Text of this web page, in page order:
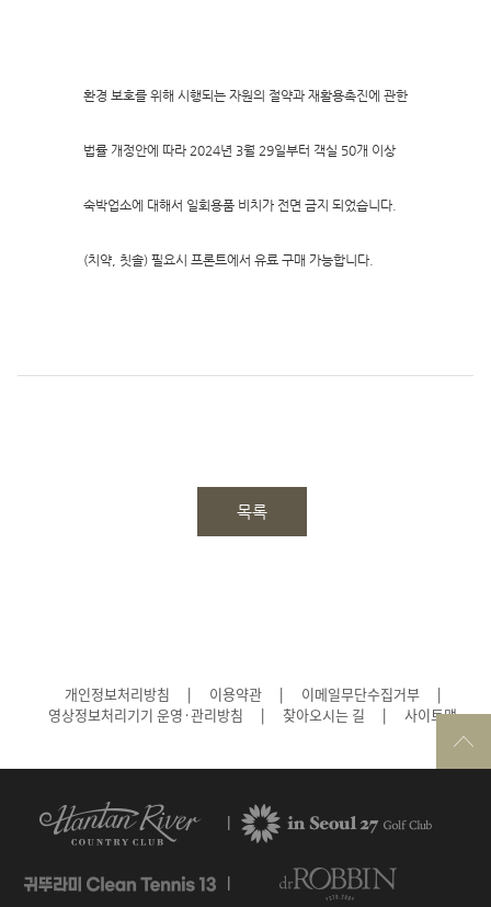
환경 보호를 위해 시행되는 자원의 절약과 재활용촉진에 관한
법률 개정안에 따라 2024년 3월 29일부터 객실 50개 이상
숙박업소에 대해서 일회용품 비치가 전면 금지 되었습니다.
(치약, 칫솔) 필요시 프론트에서 유료 구매 가능합니다.
목록
개인정보처리방침 | 이용약관 | 이메일무단수집거부
|
영상정보처리기기 운영·관리방침
| 찾아오시는 길 | 사이트맵
|
|